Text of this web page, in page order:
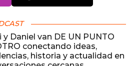
y Daniel van DE UN PUNTO
conectando ideas,
historia y actualidad en